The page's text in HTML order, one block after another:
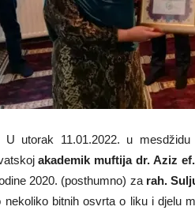
U utorak 11.01.2022. u
akademik muftija dr. Aziz
2020. (posthumno) za rah.
nekoliko bitnih osvrta o liku i djelu